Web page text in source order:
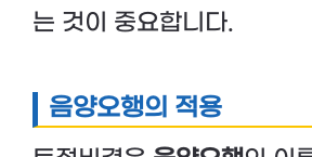
는 것이 중요합니다.
음양오행의 적용